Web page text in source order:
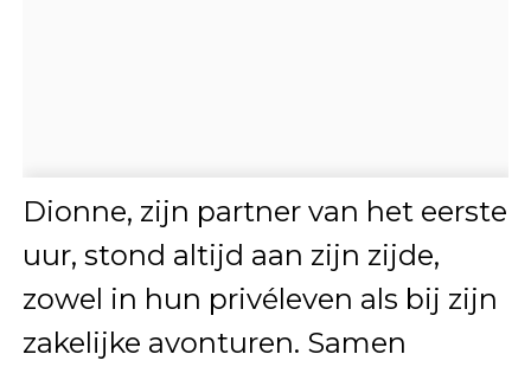
Dionne, zijn partner van het eerste
uur, stond altijd aan zijn zijde,
zowel in hun privéleven als bij zijn
zakelijke avonturen. Samen